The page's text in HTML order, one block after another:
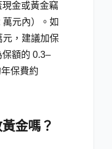
金或黃金竊
元內）。如
元，建議加保
額的 0.3–
保費約
金嗎？